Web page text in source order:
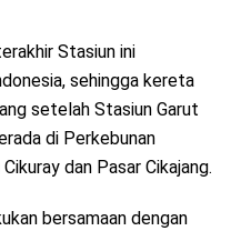
Stasiun ini
sehingga kereta
setelah Stasiun Garut
di Perkebunan
dan Pasar Cikajang.
bersamaan dengan